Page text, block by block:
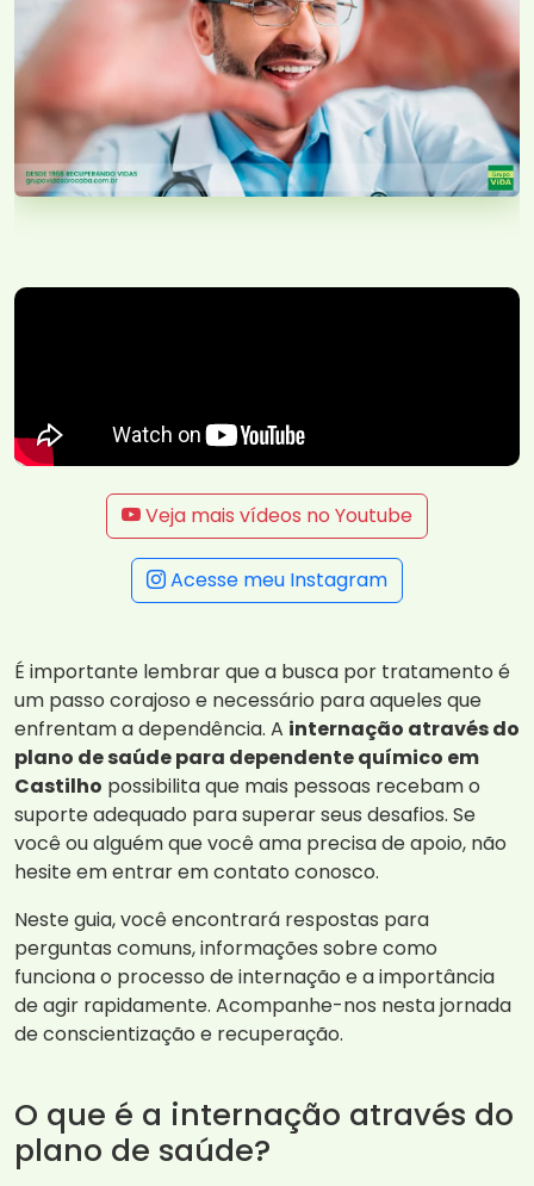
Veja mais vídeos no Youtube
Acesse meu Instagram
É importante lembrar que a busca por tratamento é
um passo corajoso e necessário para aqueles que
enfrentam a dependência. A internação através do
plano de saúde para dependente químico em
Castilho possibilita que mais pessoas recebam o
suporte adequado para superar seus desafios. Se
você ou alguém que você ama precisa de apoio, não
hesite em entrar em contato conosco.
Neste guia, você encontrará respostas para
perguntas comuns, informações sobre como
funciona o processo de internação e a importância
de agir rapidamente. Acompanhe-nos nesta jornada
de conscientização e recuperação.
O que é a internação através do
plano de saúde?